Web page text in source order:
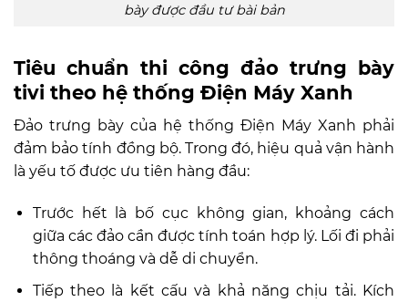
bày được đầu tư bài bản
Tiêu chuẩn thi công đảo trưng bày
tivi theo hệ thống Điện Máy Xanh
Đảo trưng bày của hệ thống Điện Máy Xanh phải
đảm bảo tính đồng bộ. Trong đó, hiệu quả vận hành
là yếu tố được ưu tiên hàng đầu:
Trước hết là bố cục không gian, khoảng cách
giữa các đảo cần được tính toán hợp lý. Lối đi phải
thông thoáng và dễ di chuyển.
Tiếp theo là kết cấu và khả năng chịu tải. Kích